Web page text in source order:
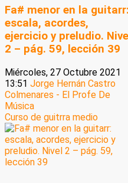
Fa# menor en la guitarr:
escala, acordes,
ejercicio y preludio. Nivel
2 – pág. 59, lección 39
Miércoles, 27 Octubre 2021
13:51 Jorge Hernán Castro
Colmenares - El Profe De
Música
Curso de guitrra medio